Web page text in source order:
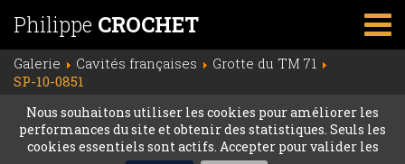
Philippe CROCHET
Galerie Cavités françaises
Grotte du TM 71
SP-10-0851
Nous souhaitons utiliser les cookies pour améliorer les
performances du site et obtenir des statistiques. Seuls les
cookies essentiels sont actifs. Accepter pour valider les